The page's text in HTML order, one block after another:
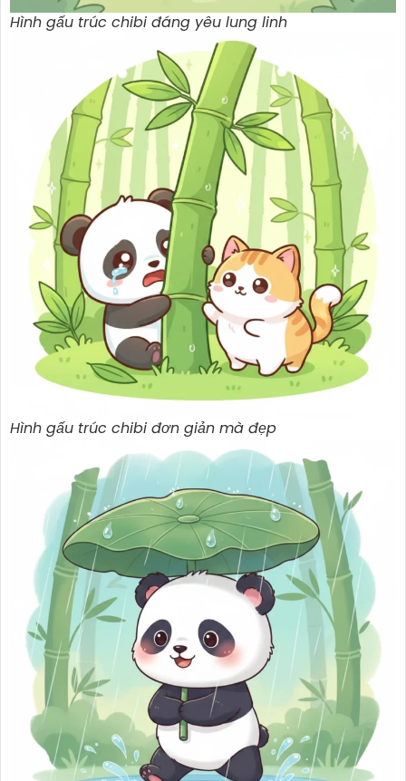
Hình gấu trúc chibi đáng yêu lung linh
Hình gấu trúc chibi đơn giản mà đẹp